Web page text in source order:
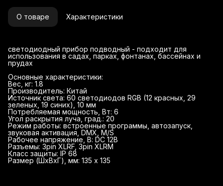
О товаре Характеристики
светодиодный прибор подводный - подходит для
использования в садах, парках, фонтанах, бассейнах и
прудах
Основные характеристики:
Вес, кг: 1.8
Производитель: Китай
Источник света: 60 светодиодов RGB (12 красных, 29
зеленых, 19 синих), 10 мм
Потребляемая мощность, Вт: 6
Угол раскрытия луча, град.: 20
Режим работы: встроенные программы, автозапуск,
звуковая активация, DMX, M/S
Рабочее напряжение, В: DC 12В
Разъемы: 3pin XLRF, 3pin XLRM
Класс защиты: IP 68
Размер (ШхВхГ), мм: 135 х 135